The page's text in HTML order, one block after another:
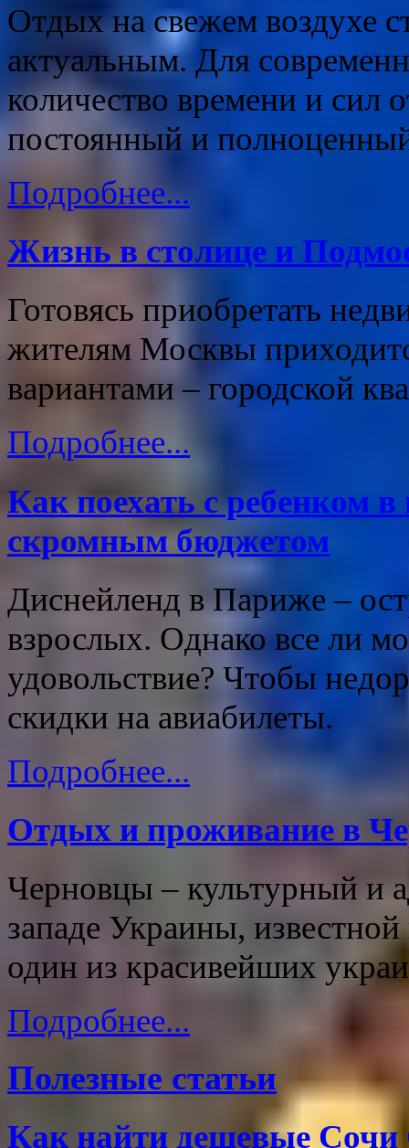
Отдых на свежем воздухе
актуальным. Для
количество времени и сил
постоянный и
Подробнее...
Жизнь в столице и
Готовясь приобретать
жителям Москвы
вариантами – городской
Подробнее...
Как поехать с ребенком
скромным бюджетом
Диснейленд в Париже –
взрослых. Однако все ли
удовольствие? Чтобы
скидки на авиабилеты.
Подробнее...
Отдых и проживание в
Черновцы – культурный и
западе Украины,
один из красивейших
Подробнее...
Полезные статьи
Как найти дешевые